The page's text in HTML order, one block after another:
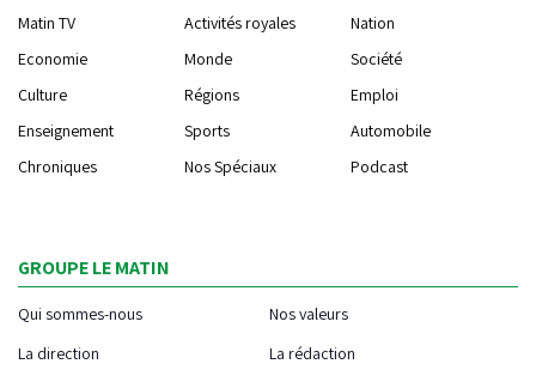
Matin TV Activités royales
Nation
Economie
Monde
Société
Culture
Régions
Emploi
Enseignement
Sports
Automobile
Chroniques
Nos Spéciaux Podcast
GROUPE LE MATIN
Qui sommes-nous
Nos valeurs
La direction
La rédaction